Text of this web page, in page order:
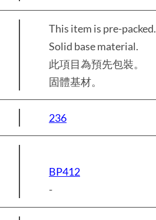
This item is pre-packed.
Solid base material.
此項目為預先包裝。
固體基材。
236
BP412
-